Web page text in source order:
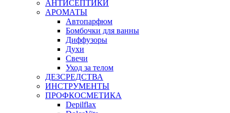
АНТИСЕПТИКИ
АРОМАТЫ
Автопарфюм
Бомбочки для ванны
Диффузоры
Духи
Свечи
Уход за телом
ДЕЗСРЕДСТВА
ИНСТРУМЕНТЫ
ПРОФКОСМЕТИКА
Depilflax